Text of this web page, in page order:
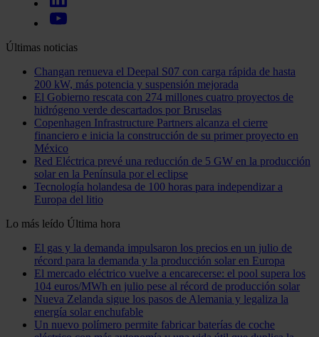
Últimas noticias
Changan renueva el Deepal S07 con carga rápida de hasta
200 kW, más potencia y suspensión mejorada
El Gobierno rescata con 274 millones cuatro proyectos de
hidrógeno verde descartados por Bruselas
Copenhagen Infrastructure Partners alcanza el cierre
financiero e inicia la construcción de su primer proyecto en
México
Red Eléctrica prevé una reducción de 5 GW en la producción
solar en la Península por el eclipse
Tecnología holandesa de 100 horas para independizar a
Europa del litio
Lo más leído Última hora
El gas y la demanda impulsaron los precios en un julio de
récord para la demanda y la producción solar en Europa
El mercado eléctrico vuelve a encarecerse: el pool supera los
104 euros/MWh en julio pese al récord de producción solar
Nueva Zelanda sigue los pasos de Alemania y legaliza la
energía solar enchufable
Un nuevo polímero permite fabricar baterías de coche